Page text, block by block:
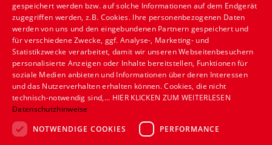
Standort
Münster
gespeichert werden bzw. auf solche Informationen auf dem Endgerät
zugegriffen werden, z.B. Cookies. Ihre personenbezogenen Daten
werden von uns und den eingebundenen Partnern gespeichert und
für verschiedene Zwecke, ggf. Analyse-, Marketing- und
Statistikzwecke verarbeitet, damit wir unseren Webseitenbesuchern
personalisierte Anzeigen oder Inhalte bereitstellen, Funktionen für
soziale Medien anbieten und Informationen über deren Interessen
und das Nutzerverhalten erhalten können. Cookies, die nicht
technisch-notwendig sind,... HIER KLICKEN ZUM WEITERLESEN
Datenschutzhinweise
NOTWENDIGE COOKIES
PERFORMANCE